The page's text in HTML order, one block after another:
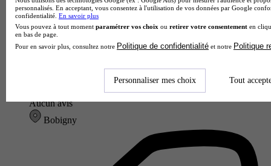
Aucun avis
Bobigny
personnalisés. En acceptant, vous consentez à l'utilisation de vos données par Google
confidentialité. En savoir plus
Vous pouvez à tout moment paramétrer vos choix ou retirer votre consentement en
en bas de page.
Pour en savoir plus, consultez notre Politique de confidentialité et notre Politique
Personnaliser mes choix Tout